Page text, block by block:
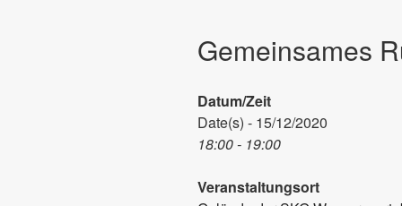
Gemeinsames
Datum/Zeit
Date(s) - 15/12/2020
18:00 - 19:00
Veranstaltungsort